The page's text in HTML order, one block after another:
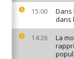
15:00
Dans
dans
14:26
La